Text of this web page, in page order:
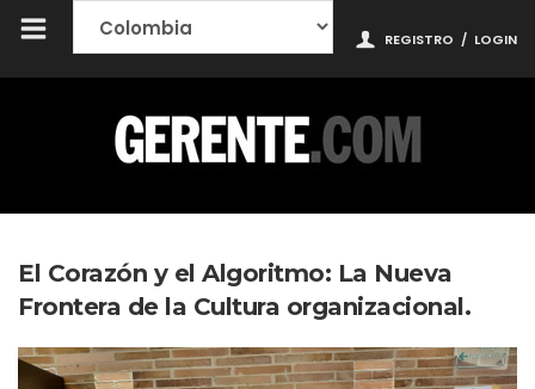
REGISTRO / LOGIN
El Corazón y el Algoritmo: La Nueva
Frontera de la Cultura organizacional.